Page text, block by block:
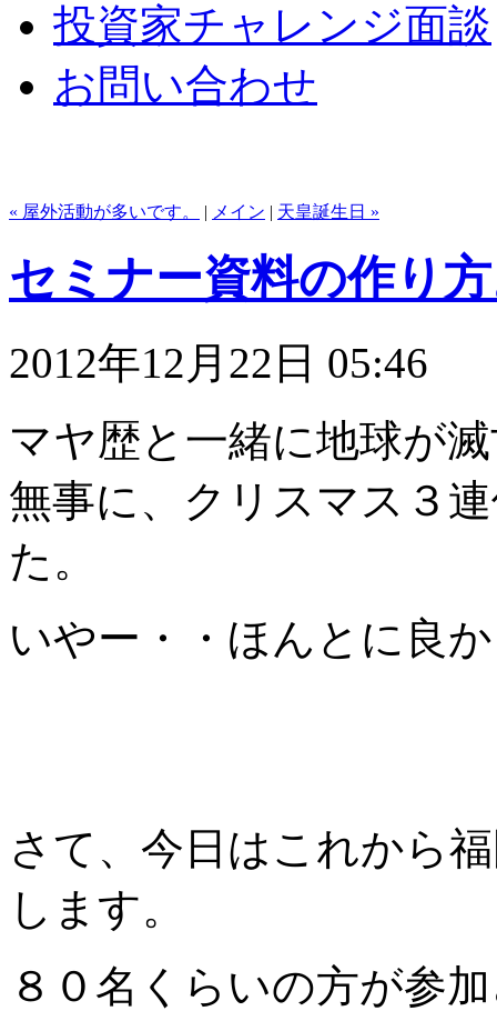
投資家チャレンジ面談
お問い合わせ
« 屋外活動が多いです。 | メイン | 天皇誕生日 »
セミナー資料の作り
2012年12月22日 05:46
マヤ歴と一緒に地球が
無事に、クリスマス３
た。
いやー・・ほんとに良
さて、今日はこれから
します。
８０名くらいの方が参